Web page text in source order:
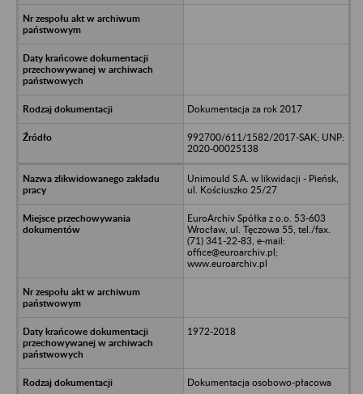
Dokumentacja za rok 2017
992700/611/1582/2017-SAK; UNP:
2020-00025138
Unimould S.A. w likwidacji - Pieńsk,
ul. Kościuszko 25/27
EuroArchiv Spółka z o.o. 53-603
Wrocław, ul. Tęczowa 55, tel./fax.
(71) 341-22-83, e-mail:
office@euroarchiv.pl;
www.euroarchiv.pl
1972-2018
Dokumentacja osobowo-płacowa